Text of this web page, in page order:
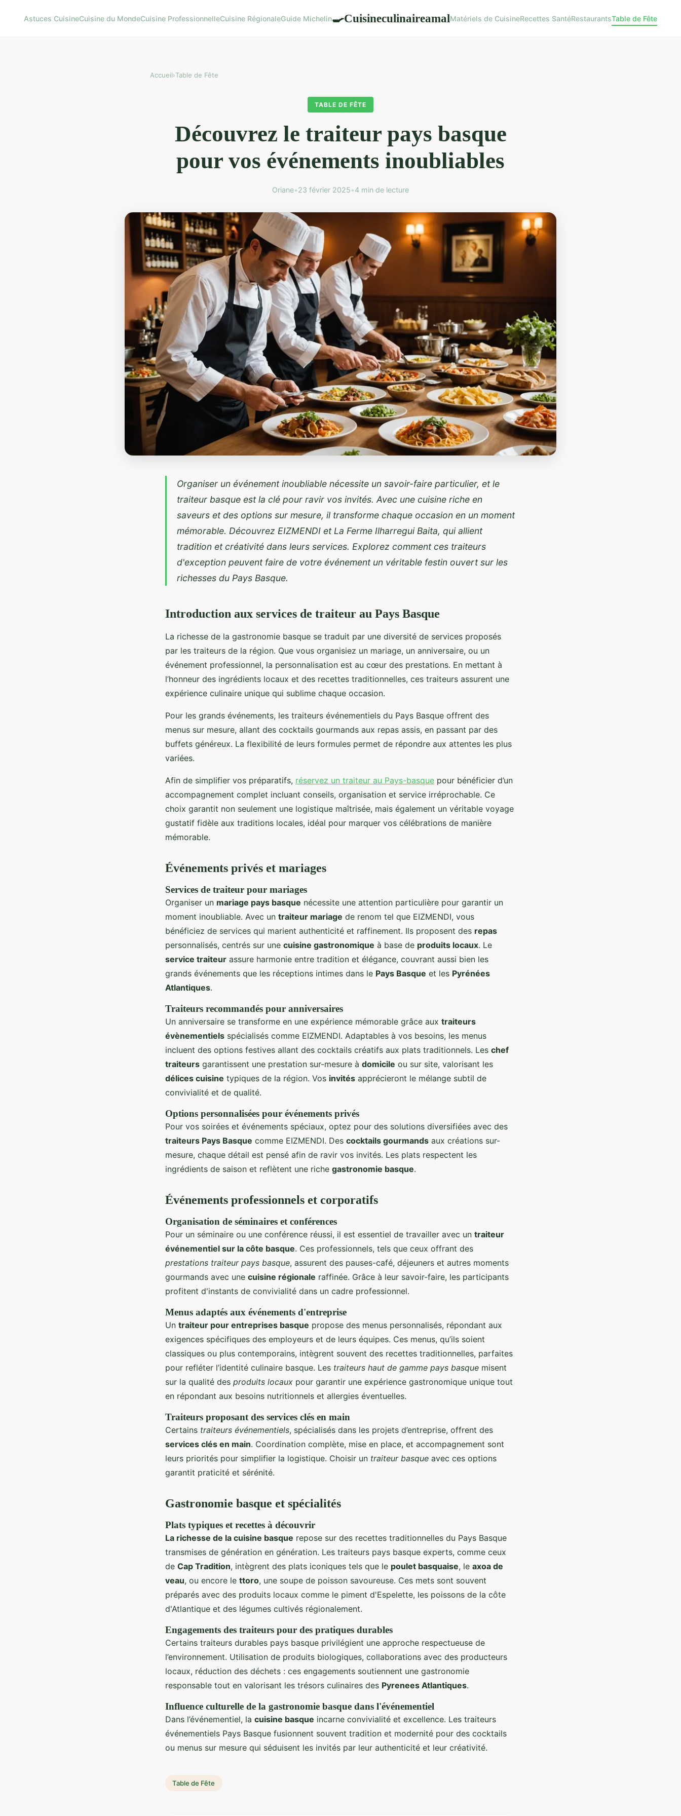
Astuces CuisineCuisine du MondeCuisine ProfessionnelleCuisine RégionaleGuide Michelin🍳CuisineculinaireamalMatériels de CuisineRecettes SantéRestaurantsTable de Fête
Accueil›Table de Fête
TABLE DE FÊTE
Découvrez le traiteur pays basque
pour vos événements inoubliables
Oriane•23 février 2025•4 min de lecture
Organiser un événement inoubliable nécessite un savoir-faire particulier, et le
traiteur basque est la clé pour ravir vos invités. Avec une cuisine riche en
saveurs et des options sur mesure, il transforme chaque occasion en un moment
mémorable. Découvrez EIZMENDI et La Ferme Ilharregui Baita, qui allient
tradition et créativité dans leurs services. Explorez comment ces traiteurs
d'exception peuvent faire de votre événement un véritable festin ouvert sur les
richesses du Pays Basque.
Introduction aux services de traiteur au Pays Basque
La richesse de la gastronomie basque se traduit par une diversité de services proposés
par les traiteurs de la région. Que vous organisiez un mariage, un anniversaire, ou un
événement professionnel, la personnalisation est au cœur des prestations. En mettant à
l’honneur des ingrédients locaux et des recettes traditionnelles, ces traiteurs assurent une
expérience culinaire unique qui sublime chaque occasion.
Pour les grands événements, les traiteurs événementiels du Pays Basque offrent des
menus sur mesure, allant des cocktails gourmands aux repas assis, en passant par des
buffets généreux. La flexibilité de leurs formules permet de répondre aux attentes les plus
variées.
Afin de simplifier vos préparatifs, réservez un traiteur au Pays-basque pour bénéficier d’un
accompagnement complet incluant conseils, organisation et service irréprochable. Ce
choix garantit non seulement une logistique maîtrisée, mais également un véritable voyage
gustatif fidèle aux traditions locales, idéal pour marquer vos célébrations de manière
mémorable.
Événements privés et mariages
Services de traiteur pour mariages
Organiser un mariage pays basque nécessite une attention particulière pour garantir un
moment inoubliable. Avec un traiteur mariage de renom tel que EIZMENDI, vous
bénéficiez de services qui marient authenticité et raffinement. Ils proposent des repas
personnalisés, centrés sur une cuisine gastronomique à base de produits locaux. Le
service traiteur assure harmonie entre tradition et élégance, couvrant aussi bien les
grands événements que les réceptions intimes dans le Pays Basque et les Pyrénées
Atlantiques.
Traiteurs recommandés pour anniversaires
Un anniversaire se transforme en une expérience mémorable grâce aux traiteurs
évènementiels spécialisés comme EIZMENDI. Adaptables à vos besoins, les menus
incluent des options festives allant des cocktails créatifs aux plats traditionnels. Les chef
traiteurs garantissent une prestation sur-mesure à domicile ou sur site, valorisant les
délices cuisine typiques de la région. Vos invités apprécieront le mélange subtil de
convivialité et de qualité.
Options personnalisées pour événements privés
Pour vos soirées et événements spéciaux, optez pour des solutions diversifiées avec des
traiteurs Pays Basque comme EIZMENDI. Des cocktails gourmands aux créations sur-
mesure, chaque détail est pensé afin de ravir vos invités. Les plats respectent les
ingrédients de saison et reflètent une riche gastronomie basque.
Événements professionnels et corporatifs
Organisation de séminaires et conférences
Pour un séminaire ou une conférence réussi, il est essentiel de travailler avec un traiteur
événementiel sur la côte basque. Ces professionnels, tels que ceux offrant des
prestations traiteur pays basque, assurent des pauses-café, déjeuners et autres moments
gourmands avec une cuisine régionale raffinée. Grâce à leur savoir-faire, les participants
profitent d'instants de convivialité dans un cadre professionnel.
Menus adaptés aux événements d'entreprise
Un traiteur pour entreprises basque propose des menus personnalisés, répondant aux
exigences spécifiques des employeurs et de leurs équipes. Ces menus, qu’ils soient
classiques ou plus contemporains, intègrent souvent des recettes traditionnelles, parfaites
pour refléter l’identité culinaire basque. Les traiteurs haut de gamme pays basque misent
sur la qualité des produits locaux pour garantir une expérience gastronomique unique tout
en répondant aux besoins nutritionnels et allergies éventuelles.
Traiteurs proposant des services clés en main
Certains traiteurs événementiels, spécialisés dans les projets d’entreprise, offrent des
services clés en main. Coordination complète, mise en place, et accompagnement sont
leurs priorités pour simplifier la logistique. Choisir un traiteur basque avec ces options
garantit praticité et sérénité.
Gastronomie basque et spécialités
Plats typiques et recettes à découvrir
La richesse de la cuisine basque repose sur des recettes traditionnelles du Pays Basque
transmises de génération en génération. Les traiteurs pays basque experts, comme ceux
de Cap Tradition, intègrent des plats iconiques tels que le poulet basquaise, le axoa de
veau, ou encore le ttoro, une soupe de poisson savoureuse. Ces mets sont souvent
préparés avec des produits locaux comme le piment d'Espelette, les poissons de la côte
d'Atlantique et des légumes cultivés régionalement.
Engagements des traiteurs pour des pratiques durables
Certains traiteurs durables pays basque privilégient une approche respectueuse de
l’environnement. Utilisation de produits biologiques, collaborations avec des producteurs
locaux, réduction des déchets : ces engagements soutiennent une gastronomie
responsable tout en valorisant les trésors culinaires des Pyrenees Atlantiques.
Influence culturelle de la gastronomie basque dans l'événementiel
Dans l’événementiel, la cuisine basque incarne convivialité et excellence. Les traiteurs
événementiels Pays Basque fusionnent souvent tradition et modernité pour des cocktails
ou menus sur mesure qui séduisent les invités par leur authenticité et leur créativité.
Table de Fête